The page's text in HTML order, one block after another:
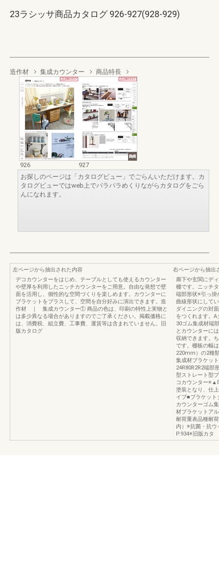
23ラシッサ商品カタログ 926-927(928-929)
造作材 集成カウンター 商品特長
926
927
お探しのページは「カタログビュー」でごらんいただけます。カ
タログビューではweb上でパラパラめくりながらカタログをごら
んになれます。
左ページから抽出された内容
デコカウンターをはじめ、テーブルとしても使えるカウンター
や壁厚を利用したニッチカウンターをご用意。自由な発想で壁
面を活用し、個性的な空間づくりを楽しめます。カウンターに
ブラケットをプラスして、空間を自分好みに演出できます。造
作材 ｜ 集成カウンター① 商品の色は、印刷の特性上実物と
は多少異なる場合がありますのでご了承ください。掲載価格に
は、消費税、組立費、工事費、運賃等は含まれていません。旧
版カタログ
右ページから抽出
廊下や玄関にデ
棚です。ニッチ
端部形状※引っ掛
曲線形状にして
ダイニングの対
をつくれます。
30ゴム集成材端
とカウンターに
収納できます。
です。棚板の幅
220mm）の2種
集成材ブラケッ
24R80R2R2端部
型ストレート型
コカウンター※▲
塗装となり、仕
イプ■ブラケット
カウンターゴム
材ブラケットア
耐荷重表品種耐
内）※抗菌・抗ウ
P.934※旧版カタ